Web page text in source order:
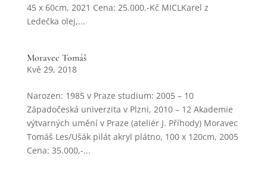
45 x 60cm, 2021 Cena: 25.000,-Kč MICLKarel z
Ledečka olej,...
Moravec Tomáš
Kvě 29, 2018
Narozen: 1985 v Praze studium: 2005 – 10
Západočeská univerzita v Plzni, 2010 – 12 Akademie
výtvarných umění v Praze (ateliér J. Příhody) Moravec
Tomáš Les/Ušák pilát akryl plátno, 100 x 120cm, 2005
Cena: 35.000,-...